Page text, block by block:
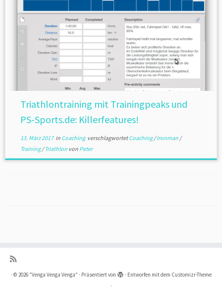
Triathlontraining mit Trainingpeaks und
PS-Sports.de: Killerfeatures!
13. März 2017in CoachingverschlagwortetCoaching/Ironman /
Training/Triathlon von Peter
· © 2026 "Venga Venga Venga" · Präsentiert von · Entworfen mit dem Customizr-Theme
·